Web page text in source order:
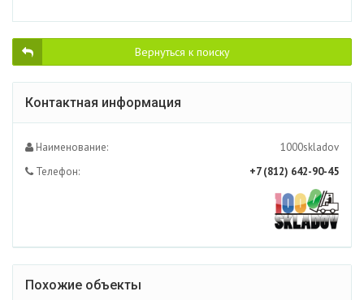
Вернуться к поиску
Контактная информация
Наименование:
1000skladov
Телефон:
+7 (812) 642-90-45
Похожие объекты